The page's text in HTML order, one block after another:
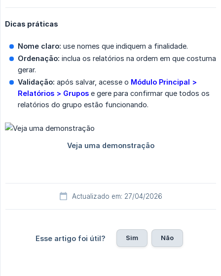
Dicas práticas
Nome claro: use nomes que indiquem a finalidade.
Ordenação: inclua os relatórios na ordem em que costuma
gerar.
Validação: após salvar, acesse o Módulo Principal >
Relatórios > Grupos e gere para confirmar que todos os
relatórios do grupo estão funcionando.
Actualizado em: 27/04/2026
Esse artigo foi útil? Sim Não